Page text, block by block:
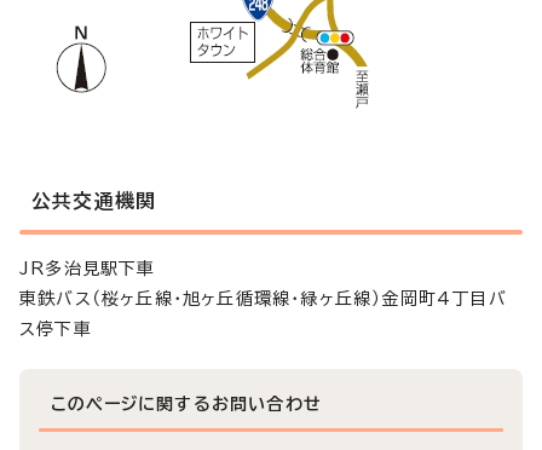
公共交通機関
JR多治見駅下車
東鉄バス（桜ヶ丘線・旭ヶ丘循環線・緑ヶ丘線）金岡町4丁目バ
ス停下車
このページに関する お問い合わせ